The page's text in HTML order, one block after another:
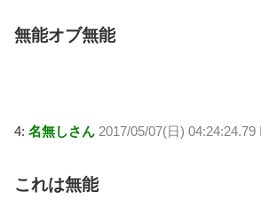
無能オブ無能
4: 名無しさん 2017/05/07(日)
これは無能